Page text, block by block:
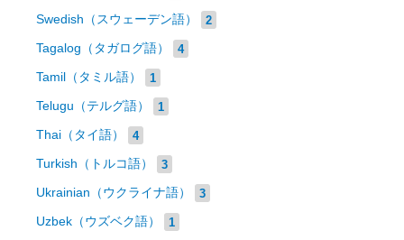
Swedish（スウェーデン語） 2
Tagalog（タガログ語） 4
Tamil（タミル語） 1
Telugu（テルグ語） 1
Thai（タイ語） 4
Turkish（トルコ語） 3
Ukrainian（ウクライナ語） 3
Uzbek（ウズベク語） 1